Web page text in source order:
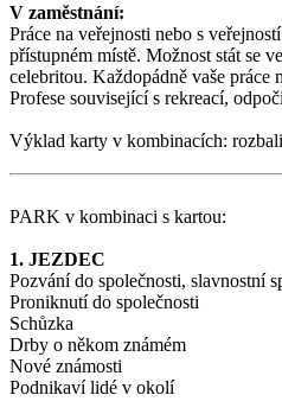
V zaměstnání:
Práce na veřejnosti nebo s
přístupném místě. Možnost stát se
celebritou. Každopádně vaše práce
Profese související s rekreací,
Výklad karty v kombinacích:
PARK v kombinaci s kartou:
1. JEZDEC
Pozvání do společnosti, slavnostní
Proniknutí do společnosti
Schůzka
Drby o někom známém
Nové známosti
Podnikaví lidé v okolí